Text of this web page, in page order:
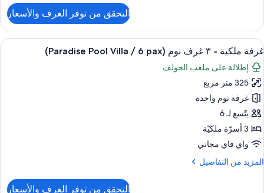
خاص
فيلا
واسعة
-
غرف
نوم
بمسبح
خاص
التحقق من توفر الغرف والأسعار
استعراض
جميع
صور
غرفة
ملكية
-
٣
غرف
(Paradise
أغطية فراش متميزة وألحفة محشوة
5
غرفة ملكية - ٣ غرف نوم (Paradise Pool Villa / 6 pax)
إطلالة على ملعب الجولف
325 متر مربع
غرفة نوم واحدة
يتّسع لـ 6
3 أسرّة ملكيّة
واي فاي مجاني
المزيد من التفاصيل
المزيد
التحقق من توفر الغرف والأسعار